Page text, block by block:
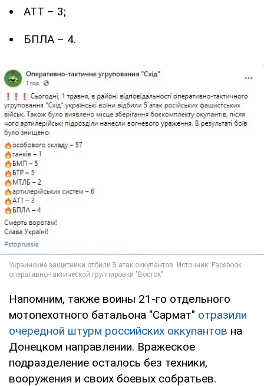
АТТ – 3;
БПЛА – 4.
Напомним, также воины 21-го отдельного
мотопехотного батальона "Сармат" отразили
очередной штурм российских оккупантов на
Донецком направлении. Вражеское
подразделение осталось без техники,
вооружения и своих боевых собратьев.